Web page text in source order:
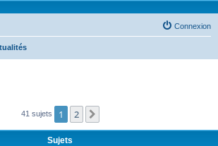
Connexion
41 sujets 1 2
Sujets